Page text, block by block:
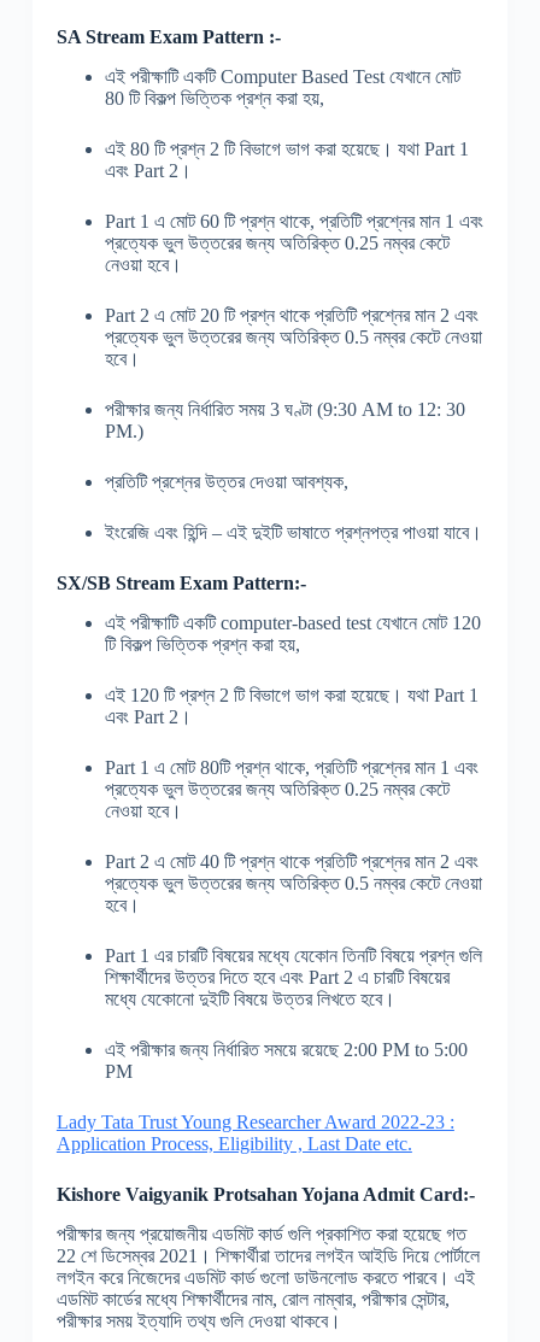
SA Stream Exam Pattern :-
এই পরীক্ষাটি একটি Computer Based Test যেখানে মোট
80 টি বিকল্প ভিত্তিক প্রশ্ন করা হয়,
এই 80 টি প্রশ্ন 2 টি বিভাগে ভাগ করা হয়েছে। যথা Part 1
এবং Part 2 ।
Part 1 এ মোট60 টি প্রশ্ন থাকে, প্রতিটি প্রশ্নের মান 1 এবং
প্রত্যেক ভুল উত্তরের জন্য অতিরিক্ত0.25 নম্বর কেটে
নেওয়া হবে।
Part 2 এ মোট 20 টি প্রশ্ন থাকে প্রতিটি প্রশ্নের মান 2 এবং
প্রত্যেক ভুল উত্তরের জন্য অতিরিক্ত0.5 নম্বর কেটে নেওয়া
হবে।
পরীক্ষার জন্য নির্ধারিত সময় 3 ঘণ্টা (9:30 AM to 12: 30
PM.)
প্রতিটি প্রশ্নের উত্তর দেওয়া আবশ্যক,
ইংরেজি এবং হিন্দি – এই দুইটি ভাষাতে প্রশ্নপত্র পাওয়া যাবে।
SX/SB Stream Exam Pattern:-
এই পরীক্ষাটি একটিcomputer-based test যেখানে মোট 120
টি বিকল্প ভিত্তিক প্রশ্ন করা হয়,
এই 120 টি প্রশ্ন 2 টি বিভাগে ভাগ করা হয়েছে। যথা Part 1
এবং Part 2 ।
Part 1 এ মোট80টি প্রশ্ন থাকে, প্রতিটি প্রশ্নের মান 1 এবং
প্রত্যেক ভুল উত্তরের জন্য অতিরিক্ত0.25 নম্বর কেটে
নেওয়া হবে।
Part 2 এ মোট40 টি প্রশ্ন থাকে প্রতিটি প্রশ্নের মান 2 এবং
প্রত্যেক ভুল উত্তরের জন্য অতিরিক্ত0.5 নম্বর কেটে নেওয়া
হবে।
Part 1 এর চারটি বিষয়ের মধ্যে যেকোন তিনটি বিষয়ে প্রশ্ন গুলি
শিক্ষার্থীদের উত্তর দিতে হবে এবং Part 2 এ চারটি বিষয়ের
মধ্যে যেকোনো দুইটি বিষয়ে উত্তর লিখতে হবে।
এই পরীক্ষার জন্য নির্ধারিত সময়ে রয়েছে 2:00 PM to 5:00
PM
Lady Tata Trust Young Researcher Award 2022-23 :
Application Process, Eligibility , Last Date etc.
Kishore Vaigyanik Protsahan Yojana Admit Card:-
পরীক্ষার জন্য প্রয়োজনীয় এডমিট কার্ড গুলি প্রকাশিত করা হয়েছে গত
22 শে ডিসেম্বর 2021 । শিক্ষার্থীরা তাদের লগইন আইডি দিয়ে পোর্টালে
লগইন করে নিজেদের এডমিট কার্ড গুলো ডাউনলোড করতে পারবে। এই
এডমিট কার্ডের মধ্যে শিক্ষার্থীদের নাম, রোল নাম্বার, পরীক্ষার সেন্টার,
পরীক্ষার সময় ইত্যাদি তথ্য গুলি দেওয়া থাকবে।